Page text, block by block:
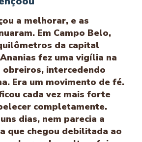
a melhorar, e as
Em Campo Belo,
da capital
fez uma vigília na
obreiros, intercedendo
Era um movimento de fé.
cada vez mais forte
completamente.
dias, nem parecia a
que chegou debilitada ao